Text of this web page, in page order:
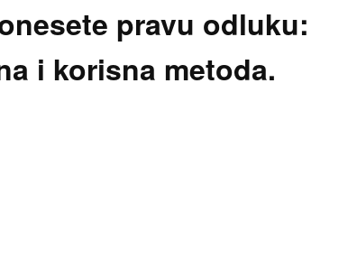
pravu odluku:
i korisna metoda.